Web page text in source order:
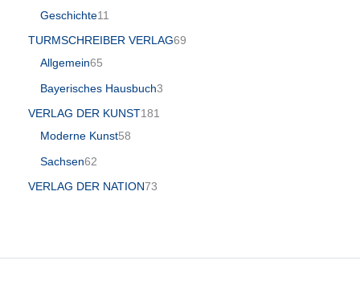
Geschichte11
TURMSCHREIBER VERLAG69
Allgemein65
Bayerisches Hausbuch3
VERLAG DER KUNST181
Moderne Kunst58
Sachsen62
VERLAG DER NATION73